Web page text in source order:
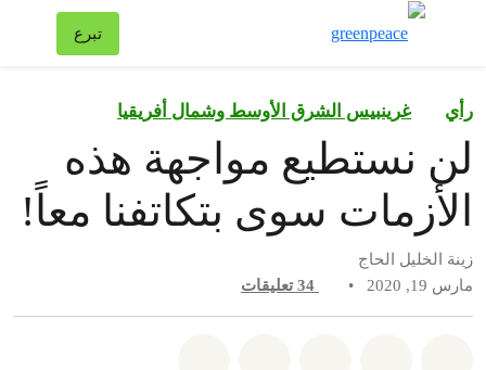
تبرع
رأي‎ غرينبيس الشرق الأوسط وشمال أفريقيا
لن نستطيع مواجهة هذه
الأزمات سوى بتكاتفنا معاً!
زينة الخليل الحاج
مارس 19, 2020
•
34 تعليقات